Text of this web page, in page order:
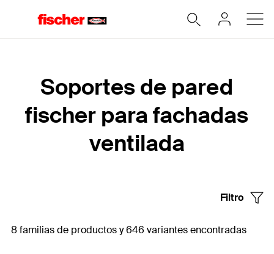
Soportes de pared
fischer para fachadas
ventilada
Filtro
8 familias de productos y 646 variantes encontradas